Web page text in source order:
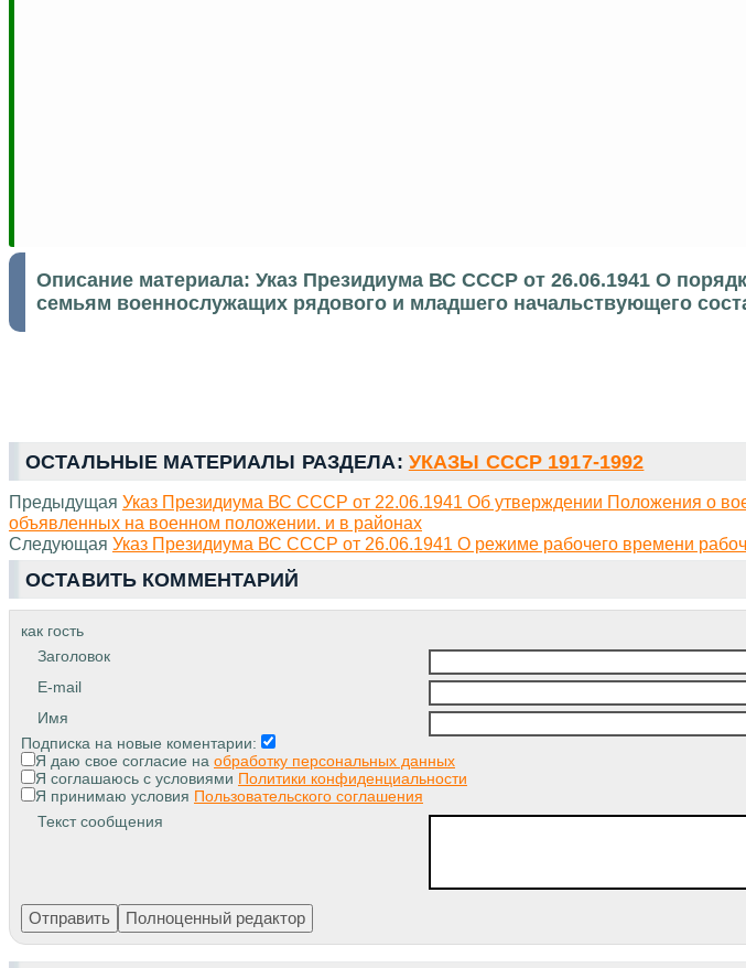
Описание материала: Указ Президиума ВС СССР от 26.06.1941 О
семьям военнослужащих рядового и младшего начальствующего
ОСТАЛЬНЫЕ МАТЕРИАЛЫ РАЗДЕЛА: УКАЗЫ СССР 1917-1992
Предыдущая Указ Президиума ВС СССР от 22.06.1941 Об утверждении Положения о
объявленных на военном положении. и в районах
Следующая Указ Президиума ВС СССР от 26.06.1941 О режиме рабочего времени
ОСТАВИТЬ КОММЕНТАРИЙ
как гость
Заголовок
E-mail
Имя
Подписка на новые коментарии:
Я даю свое согласие на обработку персональных данных
Я соглашаюсь с условиями Политики конфиденциальности
Я принимаю условия Пользовательского соглашения
Текст сообщения